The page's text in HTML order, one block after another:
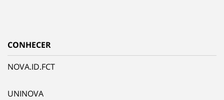
CONHECER
NOVA.ID.FCT
UNINOVA